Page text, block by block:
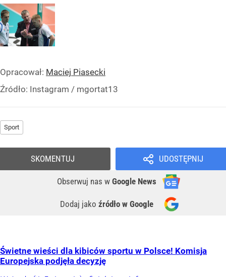
Opracował: Maciej Piasecki
Źródło: Instagram / mgortat13
Sport
UDOSTĘPNIJ
Obserwuj nas w Google News
Dodaj jako źródło w Google
SKOMENTUJ
Świetne wieści dla kibiców sportu w Polsce! Komisja
Europejska podjęła decyzję